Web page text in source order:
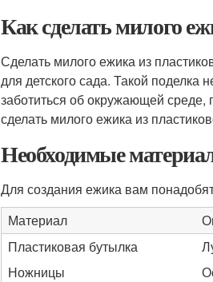
Как сделать милого
Сделать милого ежика из
для детского сада. Такой поделка
заботиться об окружающей
сделать милого ежика из
Необходимые
Для создания ежика вам
Материал
Пластиковая бутылка
Ножницы